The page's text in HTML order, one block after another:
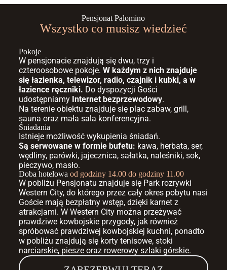
Pensjonat Palomino
Wszystko co musisz wiedzieć
Pokoje
W pensjonacie znajdują się dwu, trzy i
czteroosobowe pokoje. W każdym z nich znajduje
się łazienka, telewizor, radio, czajnik i kubki, a w
łazience ręczniki. Do dyspozycji Gości
udostępniamy Internet bezprzewodowy.
Na terenie obiektu znajduje się plac zabaw, grill,
sauna oraz mała sala konferencyjna.
Śniadania
Istnieje możliwość wykupienia śniadań.
Są serwowane w formie bufetu: kawa, herbata, ser,
wędliny, parówki, jajecznica, sałatka, naleśniki, sok,
pieczywo, masło.
Doba hotelowa od godziny 14.00 do godziny 11.00
W pobliżu Pensjonatu znajduje się Park rozrywki
Western City, do którego przez cały okres pobytu nasi
Goście mają bezpłatny wstęp, dzięki karnet z
atrakcjami. W Western City można przeżywać
prawdziwe kowbojskie przygody, jak również
spróbować prawdziwej kowbojskiej kuchni, ponadto
w pobliżu znajdują się korty tenisowe, stoki
narciarskie, piesze oraz rowerowy szlaki górskie.